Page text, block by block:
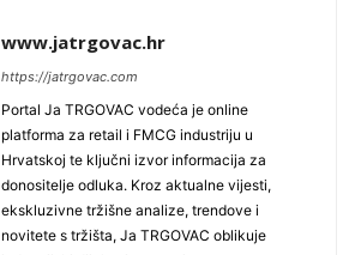
www.jatrgovac.hr
https://jatrgovac.com
Portal Ja TRGOVAC vodeća je online
platforma za retail i FMCG industriju u
Hrvatskoj te ključni izvor informacija za
donositelje odluka. Kroz aktualne vijesti,
ekskluzivne tržišne analize, trendove i
novitete s tržišta, Ja TRGOVAC oblikuje